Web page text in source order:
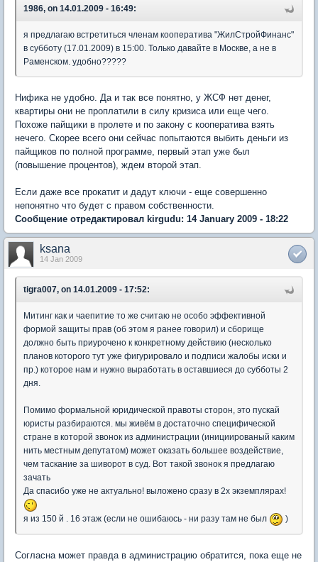
1986, on 14.01.2009 - 16:49:
я предлагаю встретиться членам кооператива "ЖилСтройФинанс"
в субботу (17.01.2009) в 15:00. Только давайте в Москве, а не в
Раменском. удобно?????
Нифика не удобно. Да и так все понятно, у ЖСФ нет денег,
квартиры они не проплатили в силу кризиса или еще чего.
Похоже пайщики в пролете и по закону с кооператива взять
нечего. Скорее всего они сейчас попытаются выбить деньги из
пайщиков по полной программе, первый этап уже был
(повышение процентов), ждем второй этап.
Если даже все прокатит и дадут ключи - еще совершенно
непонятно что будет с правом собственности.
Сообщение отредактировал kirgudu: 14 January 2009 - 18:22
ksana
14 Jan 2009
tigra007, on 14.01.2009 - 17:52:
Митинг как и чаепитие то же считаю не особо эффективной
формой защиты прав (об этом я ранее говорил) и сборище
должно быть приурочено к конкретному действию (несколько
планов которого тут уже фигурировало и подписи жалобы иски и
пр.) которое нам и нужно выработать в оставшиеся до субботы 2
дня.
Помимо формальной юридической правоты сторон, это пускай
юристы разбираются. мы живём в достаточно специфической
стране в которой звонок из администрации (инициированый каким
нить местным депутатом) может оказать большее воздействие,
чем таскание за шиворот в суд. Вот такой звонок я предлагаю
зачать
Да спасибо уже не актуально! выложено сразу в 2х экземплярах!
я из 150 й . 16 этаж (если не ошибаюсь - ни разу там не был )
Согласна может правда в администрацию обратится, пока еще не